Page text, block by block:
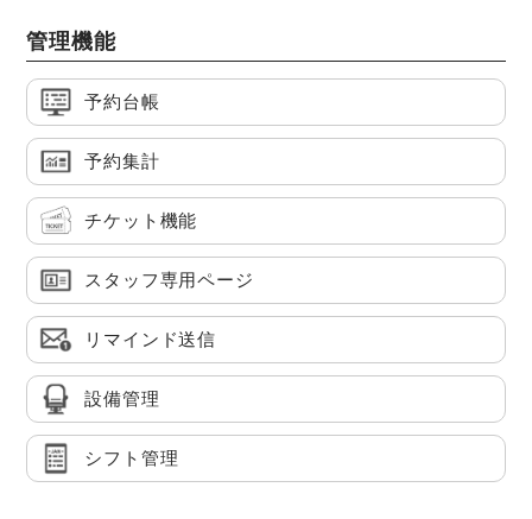
管理機能
予約台帳
予約集計
チケット機能
スタッフ専用ページ
リマインド送信
設備管理
シフト管理